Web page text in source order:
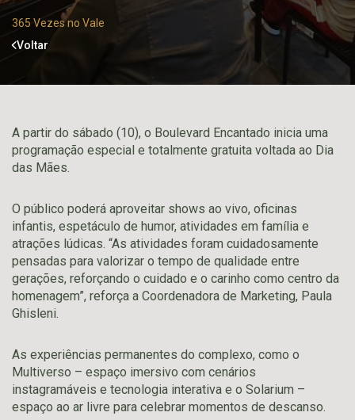
365 Vezes no Vale
Voltar
A partir do sábado (10), o Boulevard Encantado inicia uma
programação especial e totalmente gratuita voltada ao Dia
das Mães.
O público poderá aproveitar shows ao vivo, oficinas
infantis, espetáculo de humor, atividades em família e
atrações lúdicas. “As atividades foram cuidadosamente
pensadas para valorizar o tempo de qualidade entre
gerações, reforçando o cuidado e o carinho como centro da
homenagem”, reforça a Coordenadora de Marketing, Paula
Ghisleni.
As experiências permanentes do complexo, como o
Multiverso – espaço imersivo com cenários
instagramáveis e tecnologia interativa e o Solarium –
espaço ao ar livre para celebrar momentos de descanso.